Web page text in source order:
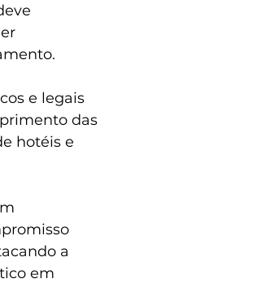
e legais
das
hotéis e
a
em